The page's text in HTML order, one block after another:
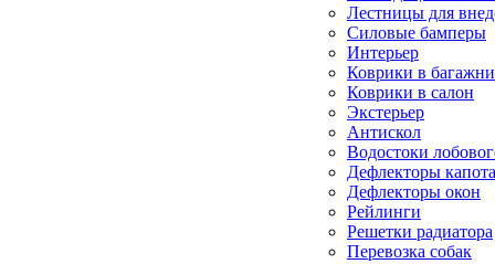
Лестницы для
Силовые бамперы
Интерьер
Коврики в
Коврики в салон
Экстерьер
Антискол
Водостоки
Дефлекторы капота
Дефлекторы окон
Рейлинги
Решетки радиатора
Перевозка собак